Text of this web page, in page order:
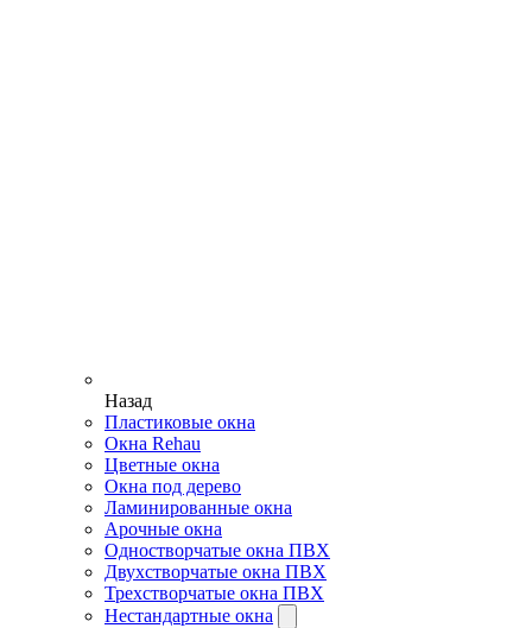
Назад
Пластиковые окна
Окна Rehau
Цветные окна
Окна под дерево
Ламинированные окна
Арочные окна
Одностворчатые окна ПВХ
Двухстворчатые окна ПВХ
Трехстворчатые окна ПВХ
Нестандартные окна